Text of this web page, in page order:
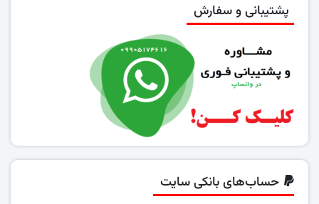
پشتیبانی و سفارش
حساب‌های بانکی سایت